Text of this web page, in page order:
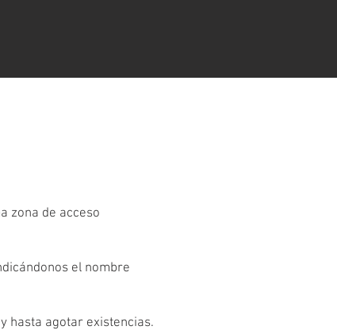
zona de acceso
el nombre
hasta agotar existencias.